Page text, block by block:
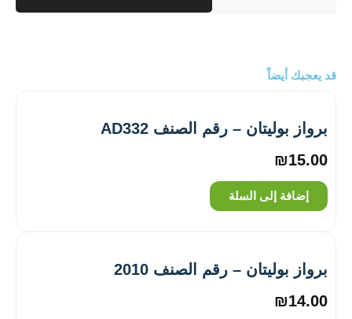
AD338
قد يعجبك أيضاً
برواز بوليتان – رقم الصنف AD332
₪15.00
إضافة إلى السلة
برواز بوليتان – رقم الصنف 2010
₪14.00